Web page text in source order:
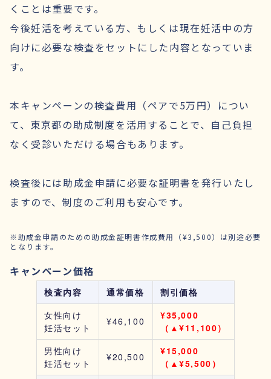
くことは重要です。
今後妊活を考えている方、もしくは現在妊活中の方
向けに必要な検査をセットにした内容となっていま
す。
本キャンペーンの検査費用（ペアで5万円）につい
て、東京都の助成制度を活用することで、自己負担
なく受診いただける場合もあります。
検査後には助成金申請に必要な証明書を発行いたし
ますので、制度のご利用も安心です。
※助成金申請のための助成金証明書作成費用（¥3,500）は別途必要
となります。
キャンペーン価格
検査内容 通常価格
割引価格
女性向け
妊活セット
¥46,100
¥35,000
（▲¥11,100）
男性向け
妊活セット
¥20,500
¥15,000
（▲¥5,500）